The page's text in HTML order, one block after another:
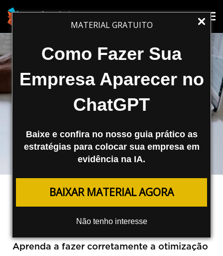
MATERIAL GRATUITO
Como Fazer Sua
Empresa Aparecer no
ChatGPT
Baixe e confira no nosso guia prático as
estratégias para colocar sua empresa em
evidência na IA.
BAIXAR MATERIAL AGORA
Não tenho interesse
Como Fazer Otimização de
Aprenda a fazer corretamente a otimização